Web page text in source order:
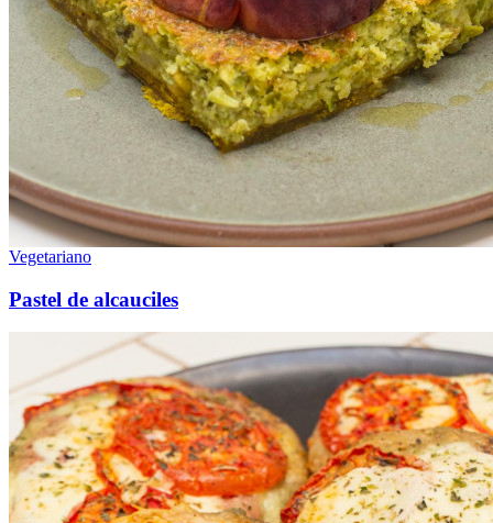
Vegetariano
Pastel de alcauciles